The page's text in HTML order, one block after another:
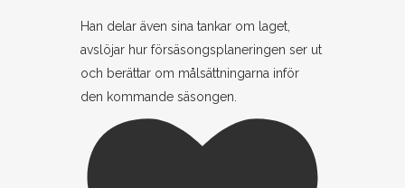
Han delar även sina tankar om laget,
avslöjar hur försäsongsplaneringen ser ut
och berättar om målsättningarna inför
den kommande säsongen.